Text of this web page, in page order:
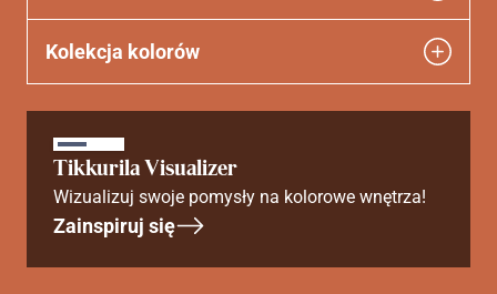
Kolekcja kolorów
Tikkurila Visualizer
Wizualizuj swoje pomysły na kolorowe wnętrza!
Zainspiruj się